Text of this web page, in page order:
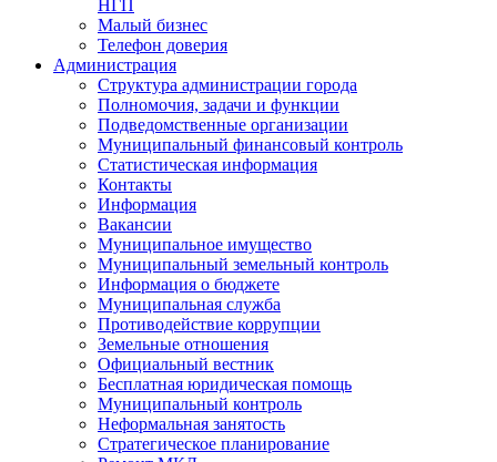
НГП
Малый бизнес
Телефон доверия
Администрация
Структура администрации города
Полномочия, задачи и функции
Подведомственные организации
Муниципальный финансовый контроль
Статистическая информация
Контакты
Информация
Вакансии
Муниципальное имущество
Муниципальный земельный контроль
Информация о бюджете
Муниципальная служба
Противодействие коррупции
Земельные отношения
Официальный вестник
Бесплатная юридическая помощь
Муниципальный контроль
Неформальная занятость
Стратегическое планирование